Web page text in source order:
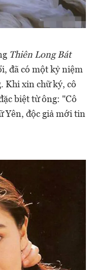
Thiên Long Bát
đã có một kỷ niệm
Khi xin chữ ký, cô
biệt từ ông: "Cô
Yên, độc giả mới tin